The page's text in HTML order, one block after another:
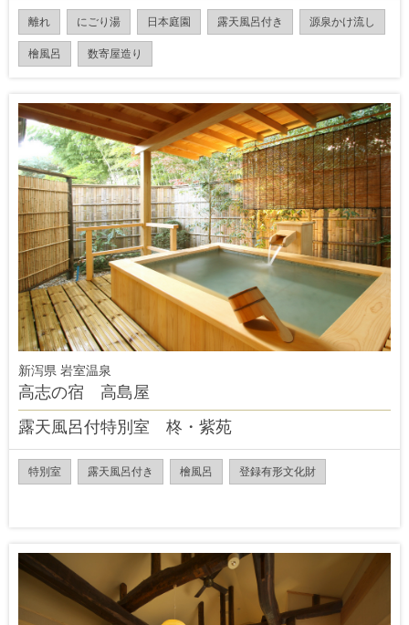
離れ にごり湯 日本庭園 露天風呂付き 源泉かけ流し
檜風呂 数寄屋造り
新泻県 岩室温泉
高志の宿 高島屋
露天風呂付特別室 柊・紫苑
特別室 露天風呂付き 檜風呂 登録有形文化財